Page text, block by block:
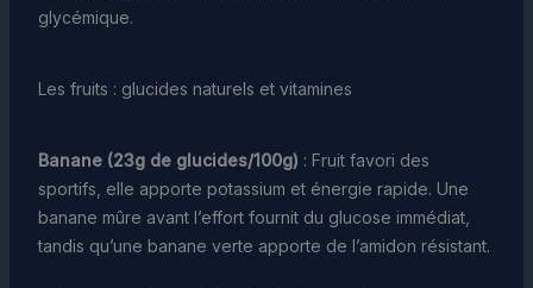
glycémique.
Les fruits : glucides naturels et vitamines
Banane (23g de glucides/100g) : Fruit favori des
sportifs, elle apporte potassium et énergie rapide. Une
banane mûre avant l’effort fournit du glucose immédiat,
tandis qu’une banane verte apporte de l’amidon résistant.